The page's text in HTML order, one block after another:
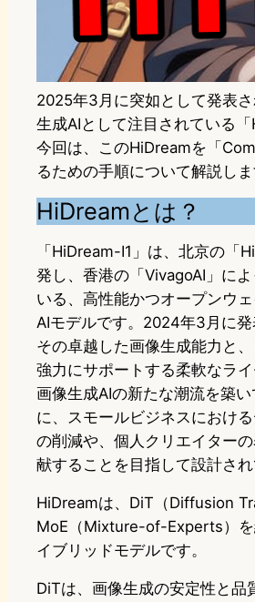
2025年3月に突如として発表
生成AIとして注目されている「
今回は、このHiDreamを「
るための手順について解説しま
HiDreamとは？
「HiDream-I1」は、北京の「
発し、香港の「VivagoAI」に
いる、高性能かつオープンウ
AIモデルです。2024年3月に発
その卓越した画像生成能力と
強力にサポートする柔軟なライ
画像生成AIの新たな潮流を築
に、スモールビジネスにおけ
の削減や、個人クリエイター
献することを目指して設計され
HiDreamは、DiT（Diffusion
MoE（Mixture-of-Experts）を
イブリッドモデルです。
DiTは、画像生成の安定性と品